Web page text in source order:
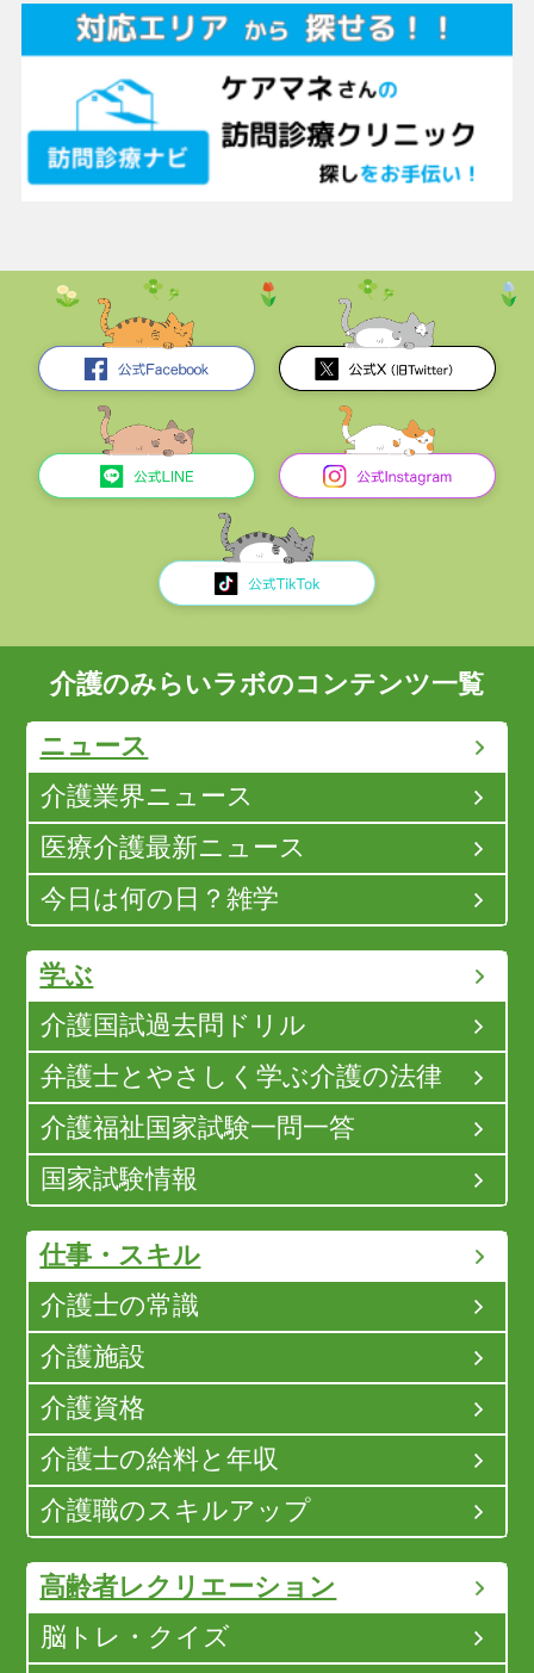
介護のみらいラボのコンテンツ一覧
ニュース
介護業界ニュース
医療介護最新ニュース
今日は何の日？雑学
学ぶ
介護国試過去問ドリル
弁護士とやさしく学ぶ介護の法律
介護福祉国家試験一問一答
国家試験情報
仕事・スキル
介護士の常識
介護施設
介護資格
介護士の給料と年収
介護職のスキルアップ
高齢者レクリエーション
脳トレ・クイズ